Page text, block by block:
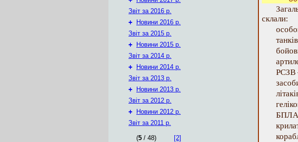
Звіт за 2016 р.
+
Новини 2016 р.
Звіт за 2015 р.
+
Новини 2015 р.
Звіт за 2014 р.
+
Новини 2014 р.
Звіт за 2013 р.
+
Новини 2013 р.
Звіт за 2012 р.
+
Новини 2012 р.
Звіт за 2011 р.
(5 / 48) [2]
склали:
РСЗВ
БПЛА